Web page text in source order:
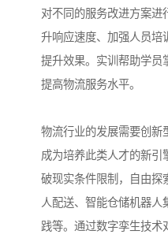
对不同的服务改进方案进
升响应速度、加强人员培
提升效果。实训帮助学员
提高物流服务水平。​
物流行业的发展需要创新
成为培养此类人才的新引
破现实条件限制，自由探
人配送、智能仓储机器人
践等。通过数字孪生技术